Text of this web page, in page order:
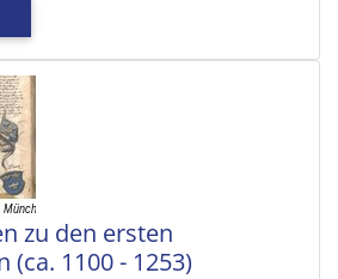
zu den ersten
1100 - 1253)